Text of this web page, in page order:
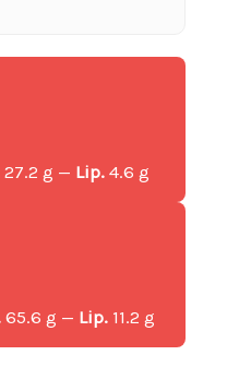
27.2 g — Lip. 4.6 g
65.6 g — Lip. 11.2 g